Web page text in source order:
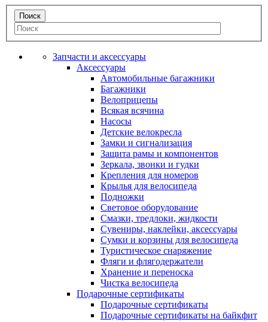
Запчасти и аксессуары
Аксессуары
Автомобильные багажники
Багажники
Велоприцепы
Всякая всячина
Насосы
Детские велокресла
Замки и сигнализация
Защита рамы и компонентов
Зеркала, звонки и гудки
Крепления для номеров
Крылья для велосипеда
Подножки
Световое оборудование
Смазки, тредлоки, жидкости
Сувениры, наклейки, аксессуары
Сумки и корзины для велосипеда
Туристическое снаряжение
Фляги и флягодержатели
Хранение и переноска
Чистка велосипеда
Подарочные сертификаты
Подарочные сертификаты
Подарочные сертификаты на байкфит